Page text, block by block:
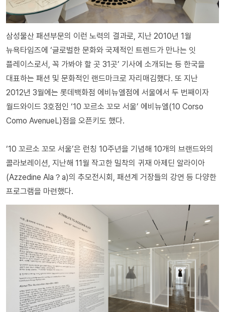
삼성물산 패션부문의 이런 노력의 결과로, 지난 2010년 1월
뉴욕타임즈에 ‘글로벌한 문화와 국제적인 트렌드가 만나는 잇
플레이스로서, 꼭 가봐야 할 곳 31곳’ 기사에 소개되는 등 한국을
대표하는 패션 및 문화적인 랜드마크로 자리매김했다. 또 지난
2012년 3월에는 롯데백화점 에비뉴엘점에 서울에서 두 번째이자
월드와이드 3호점인 ‘10 꼬르소 꼬모 서울’ 에비뉴엘(10 Corso
Como AvenueL)점을 오픈키도 했다.
‘10 꼬르소 꼬모 서울’은 런칭 10주년을 기념해 10개의 브랜드와의
콜라보레이션, 지난해 11월 작고한 밀착의 귀재 아제딘 알라이아
(Azzedine Ala？a)의 추모전시회, 패션계 거장들의 강연 등 다양한
프로그램을 마련했다.